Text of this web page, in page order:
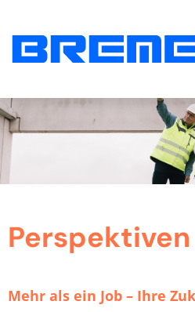
Stellenangebote
Perspektiven
Bewerbungstipps
FAQ
Perspektiven
Mehr als ein Job – Ihre